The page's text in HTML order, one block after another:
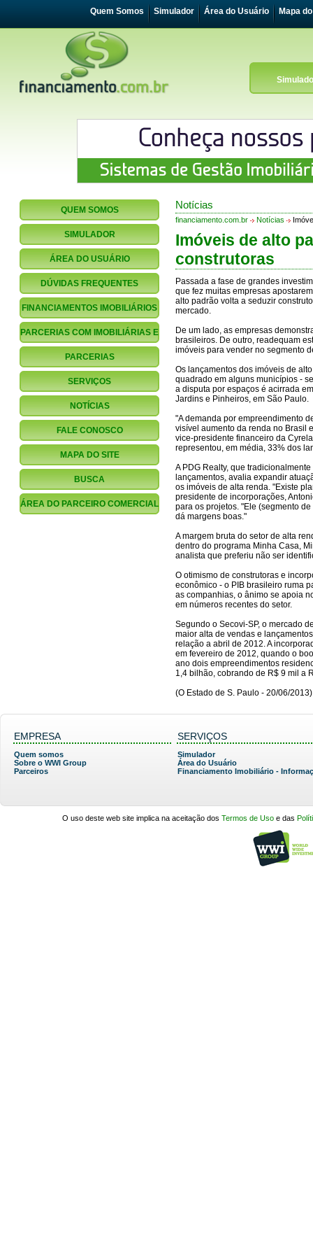
Quem Somos Simulador Área do Usuário Mapa
QUEM SOMOS
SIMULADOR
ÁREA DO USUÁRIO
DÚVIDAS FREQUENTES
FINANCIAMENTOS IMOBILIÁRIOS
PARCERIAS COM IMOBILIÁRIAS E
CORRETORES
PARCERIAS
FINANCIAMENTO.COM.BR
SERVIÇOS
NOTÍCIAS
FALE CONOSCO
MAPA DO SITE
BUSCA
ÁREA DO PARCEIRO COMERCIAL
Notícias
financiamento.com.br Notícias
Imóveis de alto
construtoras
Passada a fase de grandes
que fez muitas empresas
alto padrão volta a seduzir
mercado.
De um lado, as empresas
brasileiros. De outro, readequam
imóveis para vender no segmento
Os lançamentos dos imóveis de
quadrado em alguns municípios -
a disputa por espaços é acirrada
Jardins e Pinheiros, em São Paulo.
"A demanda por empreendimento
visível aumento da renda no Brasil
vice-presidente financeiro da
representou, em média, 33% dos
A PDG Realty, que
lançamentos, avalia expandir
os imóveis de alta renda. "Existe
presidente de incorporações,
para os projetos. "Ele (segmento
dá margens boas."
A margem bruta do setor de alta
dentro do programa Minha Casa,
analista que preferiu não ser
O otimismo de construtoras e
econômico - o PIB brasileiro ruma
as companhias, o ânimo se apoia
em números recentes do setor.
Segundo o Secovi-SP, o mercado
maior alta de vendas e
relação a abril de 2012. A
em fevereiro de 2012, quando o
ano dois empreendimentos
1,4 bilhão, cobrando de R$ 9 mil a
(O Estado de S. Paulo - 20/06/2013)
EMPRESA SERVIÇOS
Quem somos
Sobre o WWI Group
Parceiros
Simulador
Área do Usuário
Financiamento Imobiliário -
O uso deste web site implica na aceitação dos Termos de Uso e das